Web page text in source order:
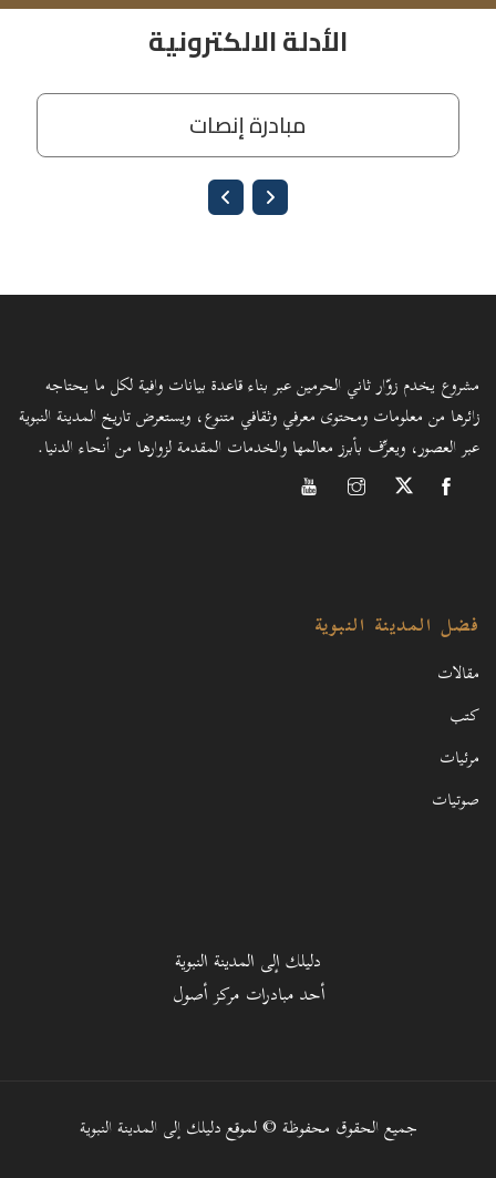
مشروع يخدم زوّار ثاني الحرمين عبر بناء قاعدة بيانات وافية لكل ما يحتاجه
زائرها من معلومات ومحتوى معرفي وثقافي متنوع، ويستعرض تاريخ المدينة النبوية
عبر العصور، ويعرِّف بأبرز معالمها والخدمات المقدمة لزوارها من أنحاء الدنيا.
فضل المدينة النبوية
مقالات
كتب
مرئيات
صوتيات
دليلك إلى المدينة النبوية
أحد مبادرات مركز أصول
جميع الحقوق محفوظة © لموقع دليلك إلى المدينة النبوية